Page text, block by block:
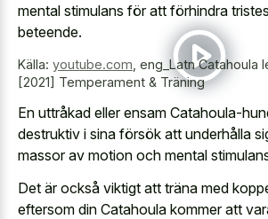
mental stimulans för att förhindra
beteende.
Källa: youtube.com eng_Latn Catahoula
[2021] Temperament & Träning
En uttråkad eller ensam Catahoula-
destruktiv i sina försök att underhålla
massor av motion och mental
Det är också viktigt att träna med
eftersom din Catahoula kommer att